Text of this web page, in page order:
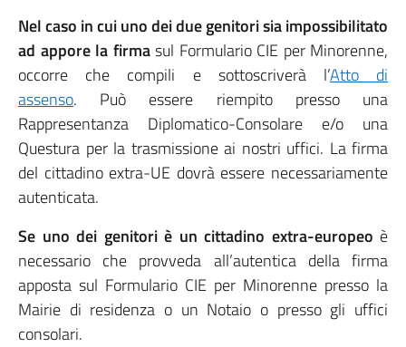
Nel caso in cui uno dei due genitori sia impossibilitato
ad appore la firmasul Formulario CIE per Minorenne,
occorre che compili e sottoscriverà l’Atto di
assenso. Può essere riempito presso una
Rappresentanza Diplomatico-Consolare e/o una
Questura per la trasmissione ai nostri uffici. La firma
del cittadino extra-UE dovrà essere necessariamente
autenticata.
Se uno dei genitori è un cittadino extra-europeo è
necessario che provveda all’autentica della firma
apposta sul Formulario CIE per Minorenne presso la
Mairie di residenza o un Notaio o presso gli uffici
consolari.